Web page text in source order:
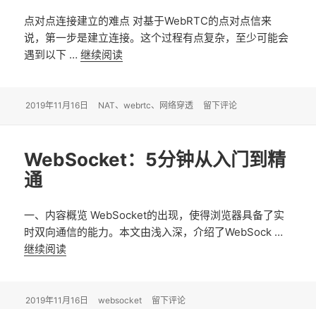
点对点连接建立的难点 对基于WebRTC的点对点信来
说，第一步是建立连接。这个过程有点复杂，至少可能会
遇到以下 …继续阅读
发
2019年11月16日
标
NAT、webrtc、 网络穿透 于WebRTC：连接建立过程
留下评论
WebSocket：5分钟从入门到精
通
一、内容概览 WebSocket的出现，使得浏览器具备了实
时双向通信的能力。本文由浅入深，介绍了WebSock …
继续阅读
发
2019年11月16日
标
websocket 于WebSocket：5分钟从入门到精通
留下评论